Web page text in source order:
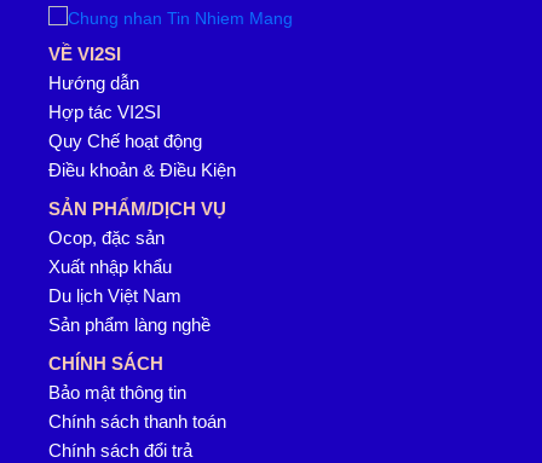
VỀ VI2SI
Hướng dẫn
Hợp tác VI2SI
Quy Chế hoạt động
Điều khoản & Điều Kiện
SẢN PHẨM/DỊCH VỤ
Ocop, đặc sản
Xuất nhập khẩu
Du lịch Việt Nam
Sản phẩm làng nghề
CHÍNH SÁCH
Bảo mật thông tin
Chính sách thanh toán
Chính sách đổi trả